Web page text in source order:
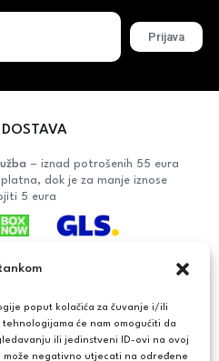
poput kolačića za čuvanje i/ili
će nam omogućiti da
ili jedinstveni ID-ovi na ovoj
negativno utjecati na određene
Prijava
– iznad potrošenih 55 eura
dok je za manje iznose
5 eura
plaćanje prilikom